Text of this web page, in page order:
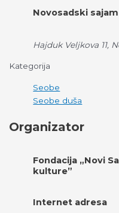
Novosadski sajam
Hajduk Veljkova 11,
Kategorija
Seobe
Seobe duša
Organizator
Fondacija „Novi
kulture”
Internet adresa